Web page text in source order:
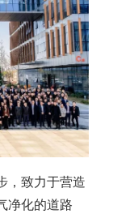
，致力于营造
净化的道路